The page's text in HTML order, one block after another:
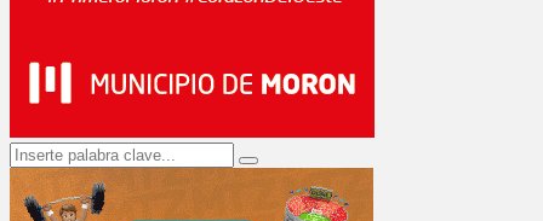
Search
for:
Search